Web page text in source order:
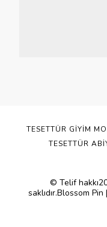
© Telif
saklıdır.Blossom Pin
TESETTÜR GIYIM
TESETTÜR